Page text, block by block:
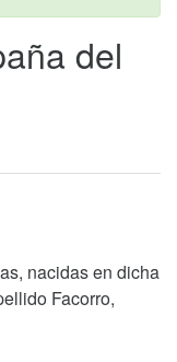
del
nacidas en dicha
Facorro,